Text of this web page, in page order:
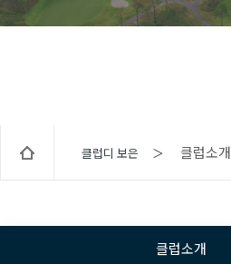
클럽디 보은 ＞ 클럽소개
클럽소개